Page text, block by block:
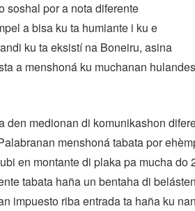
soshal por a nota diferente
a bisa ku ta humiante i ku e
ku ta eksistí na Boneiru, asina
a menshoná ku muchanan
den medionan di komunikashon
menshoná tabata por
en montante di plaka pa mucha do
tabata haña un bentaha di
impuesto riba entrada ta haña ku